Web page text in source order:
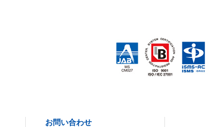
お問い合わせ